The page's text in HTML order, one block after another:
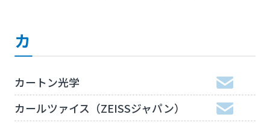
カ
カートン光学
カールツァイス（ZEISSジャパン）